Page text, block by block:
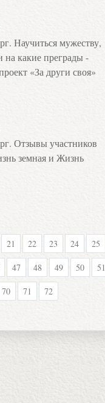
Научиться мужеству,
на какие преграды -
«За други своя»
Отзывы участников
земная и Жизнь
21 22 23 24 25
47 48 49 50 51
70 71 72